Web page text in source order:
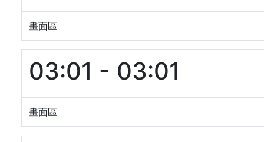
畫面區
03:01 - 03:01
畫面區